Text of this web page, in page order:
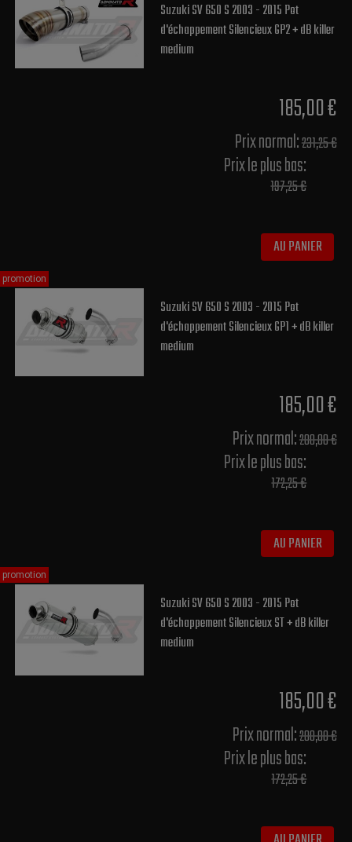
Suzuki SV 650 S 2003 - 2015 Pot
d'échappement Silencieux GP2 + dB killer
medium
185,00 €
Prix normal​:231,25 €
Prix le plus bas:
197,25 €
AU PANIER
Suzuki SV 650 S 2003 - 2015 Pot
d'échappement Silencieux GP1 + dB killer
medium
185,00 €
Prix normal​:200,00 €
Prix le plus bas:
172,25 €
AU PANIER
promotion
Suzuki SV 650 S 2003 - 2015 Pot
d'échappement Silencieux ST + dB killer
medium
185,00 €
Prix normal​:200,00 €
Prix le plus bas:
172,25 €
promotion